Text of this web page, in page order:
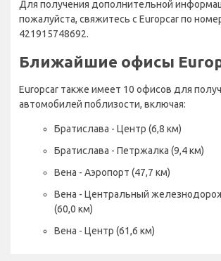
Для получения дополнительной
пожалуйста, свяжитесь с Europcar по
421915748692.
Ближайшие офисы
Europcar также имеет 10 офисов для
автомобилей поблизости, включая:
Братислава - Центр (6,8 км)
Братислава - Петржалка (9,4 км)
Вена - Аэропорт (47,7 км)
Вена - Центральный
(60,0 км)
Вена - Центр (61,6 км)